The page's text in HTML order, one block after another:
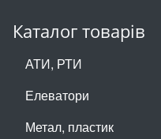
Каталог товарів
АТИ, РТИ
Елеватори
Метал, пластик